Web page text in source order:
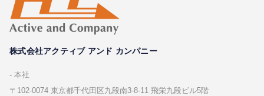
株式会社アクティブ アンド カンパニー
本社
〒102-0074 東京都千代⽥区九段南3-8-11 飛栄九段ビル5階